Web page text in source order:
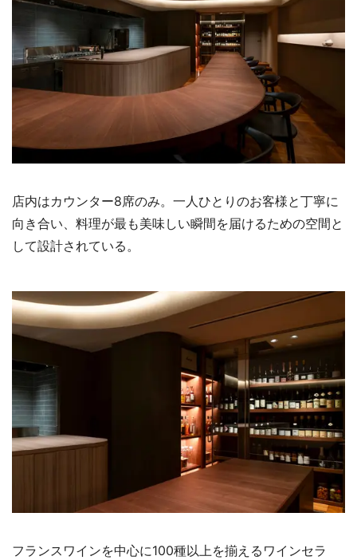
店内はカウンター8席のみ。一人ひとりのお客様と丁寧に
向き合い、料理が最も美味しい瞬間を届けるための空間と
して設計されている。
フランスワインを中心に100種以上を揃えるワインセラ